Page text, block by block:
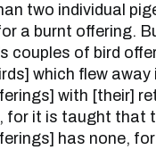
two individual
a burnt offering.
couples of bird
which flew away
with [their]
for it is taught that
has none,